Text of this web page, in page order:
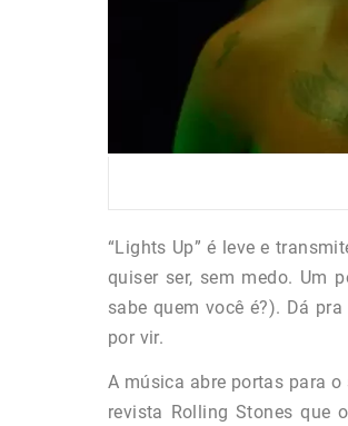
“Lights Up” é leve e
quiser ser, sem medo. Um
sabe quem você é?). Dá
por vir.
A música abre portas para
revista Rolling Stones que